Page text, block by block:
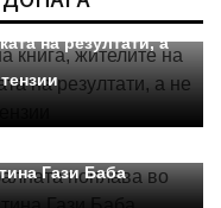
жителите на
на резултати, а
Гази Баба